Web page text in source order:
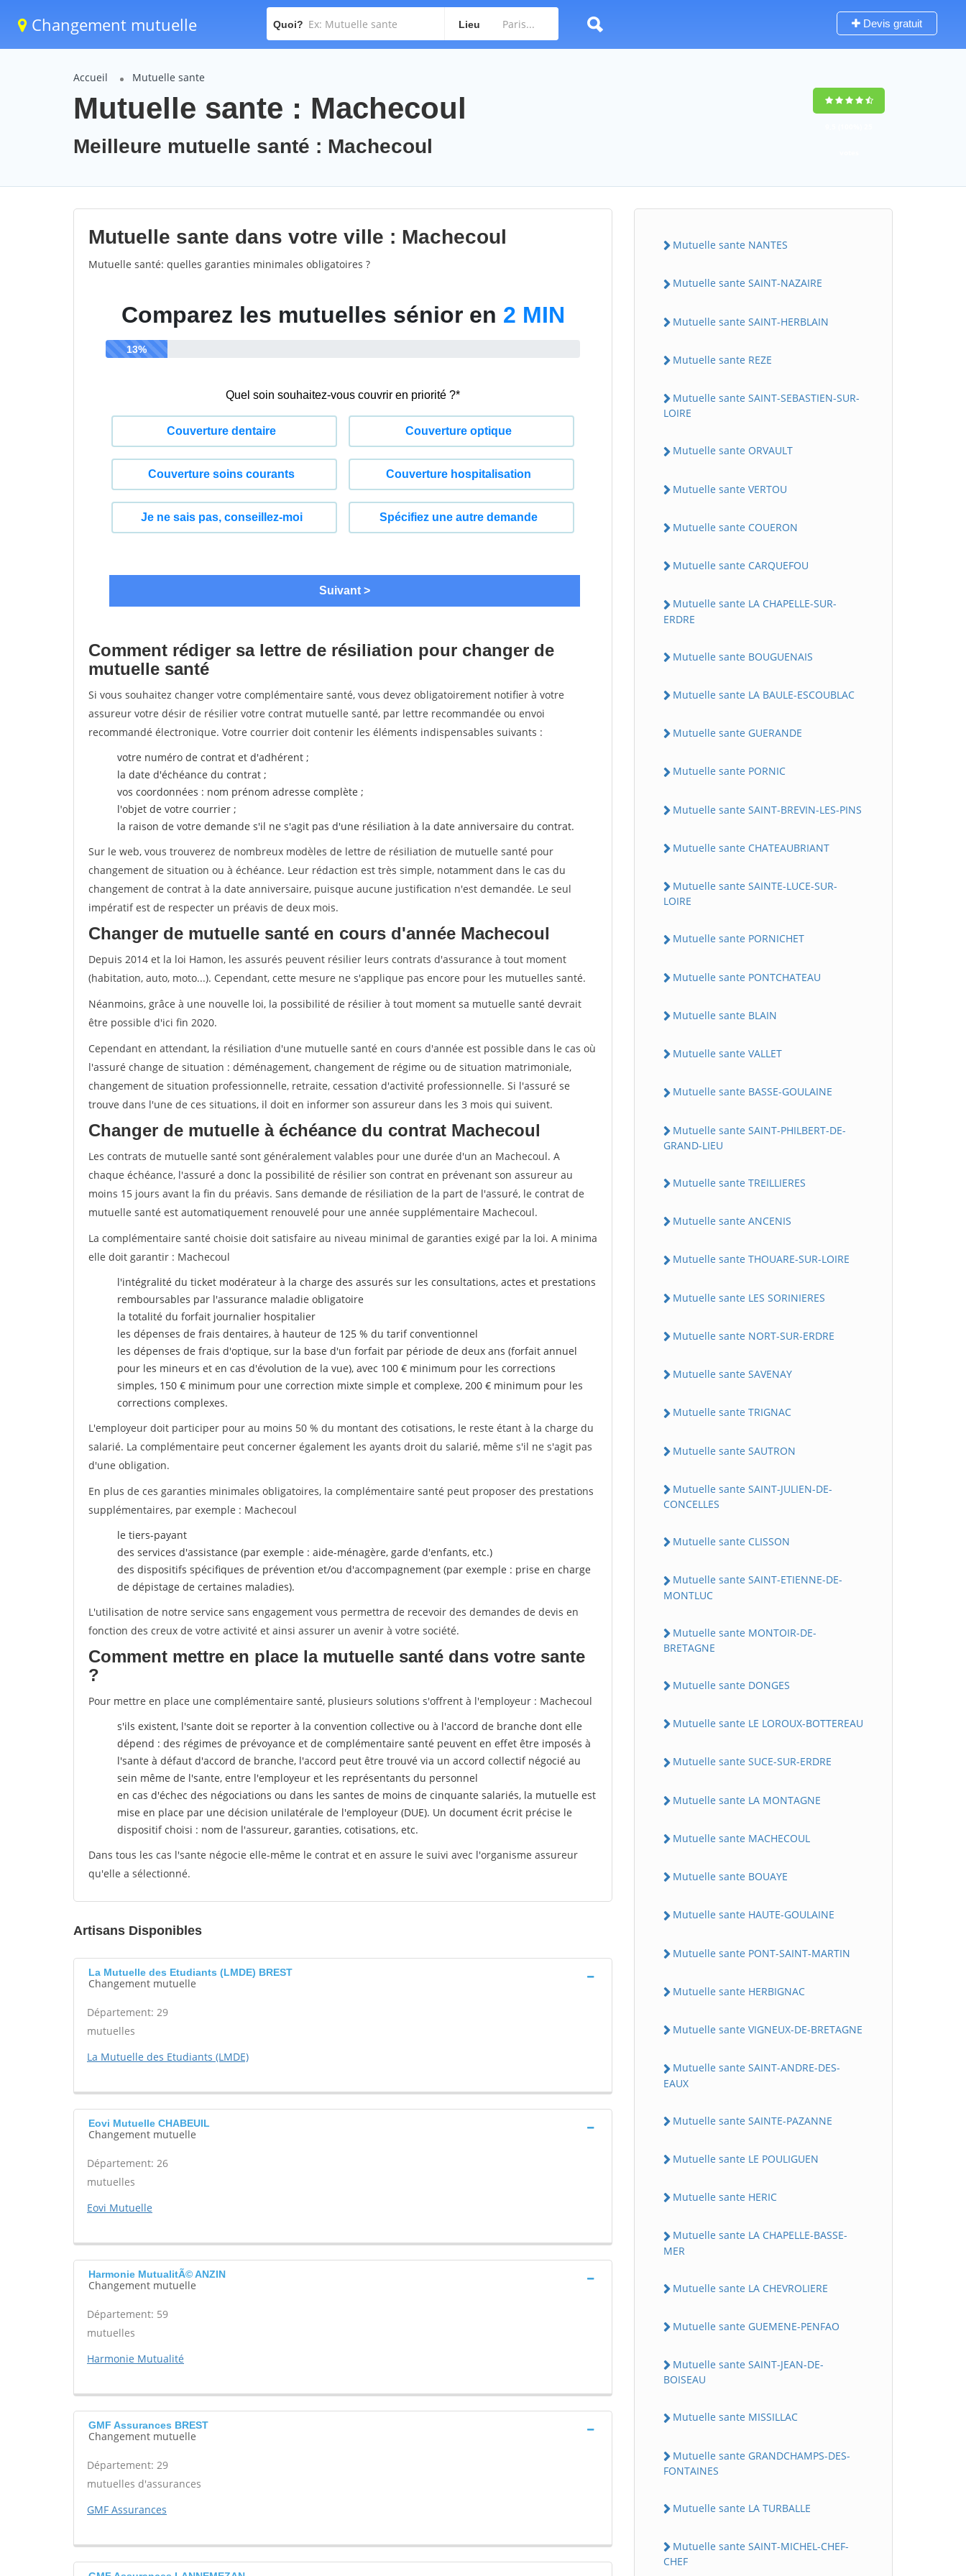
Changement mutuelle Quoi? Lieu Devis gratuit
Accueil Mutuelle sante
Mutuelle sante : Machecoul
Meilleure mutuelle santé : Machecoul
Mutuelle sante dans votre ville : Machecoul
Mutuelle santé: quelles garanties minimales obligatoires ?
Comment rédiger sa lettre de résiliation pour changer de
mutuelle santé
Si vous souhaitez changer votre complémentaire santé, vous devez obligatoirement notifier à votre
assureur votre désir de résilier votre contrat mutuelle santé, par lettre recommandée ou envoi
recommandé électronique. Votre courrier doit contenir les éléments indispensables suivants :
votre numéro de contrat et d'adhérent ;
la date d'échéance du contrat ;
vos coordonnées : nom prénom adresse complète ;
l'objet de votre courrier ;
la raison de votre demande s'il ne s'agit pas d'une résiliation à la date anniversaire du contrat.
Sur le web, vous trouverez de nombreux modèles de lettre de résiliation de mutuelle santé pour
changement de situation ou à échéance. Leur rédaction est très simple, notamment dans le cas du
changement de contrat à la date anniversaire, puisque aucune justification n'est demandée. Le seul
impératif est de respecter un préavis de deux mois.
Changer de mutuelle santé en cours d'année Machecoul
Depuis 2014 et la loi Hamon, les assurés peuvent résilier leurs contrats d'assurance à tout moment
(habitation, auto, moto...). Cependant, cette mesure ne s'applique pas encore pour les mutuelles santé.
Néanmoins, grâce à une nouvelle loi, la possibilité de résilier à tout moment sa mutuelle santé devrait
être possible d'ici fin 2020.
Cependant en attendant, la résiliation d'une mutuelle santé en cours d'année est possible dans le cas où
l'assuré change de situation : déménagement, changement de régime ou de situation matrimoniale,
changement de situation professionnelle, retraite, cessation d'activité professionnelle. Si l'assuré se
trouve dans l'une de ces situations, il doit en informer son assureur dans les 3 mois qui suivent.
Changer de mutuelle à échéance du contrat Machecoul
Les contrats de mutuelle santé sont généralement valables pour une durée d'un an Machecoul. A
chaque échéance, l'assuré a donc la possibilité de résilier son contrat en prévenant son assureur au
moins 15 jours avant la fin du préavis. Sans demande de résiliation de la part de l'assuré, le contrat de
mutuelle santé est automatiquement renouvelé pour une année supplémentaire Machecoul.
La complémentaire santé choisie doit satisfaire au niveau minimal de garanties exigé par la loi. A minima
elle doit garantir : Machecoul
l'intégralité du ticket modérateur à la charge des assurés sur les consultations, actes et prestations
remboursables par l'assurance maladie obligatoire
la totalité du forfait journalier hospitalier
les dépenses de frais dentaires, à hauteur de 125 % du tarif conventionnel
les dépenses de frais d'optique, sur la base d'un forfait par période de deux ans (forfait annuel
pour les mineurs et en cas d'évolution de la vue), avec 100 € minimum pour les corrections
simples, 150 € minimum pour une correction mixte simple et complexe, 200 € minimum pour les
corrections complexes.
L'employeur doit participer pour au moins 50 % du montant des cotisations, le reste étant à la charge du
salarié. La complémentaire peut concerner également les ayants droit du salarié, même s'il ne s'agit pas
d'une obligation.
En plus de ces garanties minimales obligatoires, la complémentaire santé peut proposer des prestations
supplémentaires, par exemple : Machecoul
le tiers-payant
des services d'assistance (par exemple : aide-ménagère, garde d'enfants, etc.)
des dispositifs spécifiques de prévention et/ou d'accompagnement (par exemple : prise en charge
de dépistage de certaines maladies).
L'utilisation de notre service sans engagement vous permettra de recevoir des demandes de devis en
fonction des creux de votre activité et ainsi assurer un avenir à votre société.
Comment mettre en place la mutuelle santé dans votre sante
?
Pour mettre en place une complémentaire santé, plusieurs solutions s'offrent à l'employeur : Machecoul
s'ils existent, l'sante doit se reporter à la convention collective ou à l'accord de branche dont elle
dépend : des régimes de prévoyance et de complémentaire santé peuvent en effet être imposés à
l'sante à défaut d'accord de branche, l'accord peut être trouvé via un accord collectif négocié au
sein même de l'sante, entre l'employeur et les représentants du personnel
en cas d'échec des négociations ou dans les santes de moins de cinquante salariés, la mutuelle est
mise en place par une décision unilatérale de l'employeur (DUE). Un document écrit précise le
dispositif choisi : nom de l'assureur, garanties, cotisations, etc.
Dans tous les cas l'sante négocie elle-même le contrat et en assure le suivi avec l'organisme assureur
qu'elle a sélectionné.
Artisans Disponibles
La Mutuelle des Etudiants (LMDE) BREST
Changement mutuelle
Département: 29
mutuelles
La Mutuelle des Etudiants (LMDE)
Eovi Mutuelle CHABEUIL
Changement mutuelle
Département: 26
mutuelles
Eovi Mutuelle
Harmonie MutualitÃ© ANZIN
Changement mutuelle
Département: 59
mutuelles
Harmonie Mutualité
GMF Assurances BREST
Changement mutuelle
Département: 29
mutuelles d'assurances
GMF Assurances
Mutuelle sante NANTES
Mutuelle sante SAINT-NAZAIRE
Mutuelle sante SAINT-HERBLAIN
Mutuelle sante REZE
Mutuelle sante SAINT-SEBASTIEN-SUR-
LOIRE
Mutuelle sante ORVAULT
Mutuelle sante VERTOU
Mutuelle sante COUERON
Mutuelle sante CARQUEFOU
Mutuelle sante LA CHAPELLE-SUR-
ERDRE
Mutuelle sante BOUGUENAIS
Mutuelle sante LA BAULE-ESCOUBLAC
Mutuelle sante GUERANDE
Mutuelle sante PORNIC
Mutuelle sante SAINT-BREVIN-LES-PINS
Mutuelle sante CHATEAUBRIANT
Mutuelle sante SAINTE-LUCE-SUR-
LOIRE
Mutuelle sante PORNICHET
Mutuelle sante PONTCHATEAU
Mutuelle sante BLAIN
Mutuelle sante VALLET
Mutuelle sante BASSE-GOULAINE
Mutuelle sante SAINT-PHILBERT-DE-
GRAND-LIEU
Mutuelle sante TREILLIERES
Mutuelle sante ANCENIS
Mutuelle sante THOUARE-SUR-LOIRE
Mutuelle sante LES SORINIERES
Mutuelle sante NORT-SUR-ERDRE
Mutuelle sante SAVENAY
Mutuelle sante TRIGNAC
Mutuelle sante SAUTRON
Mutuelle sante SAINT-JULIEN-DE-
CONCELLES
Mutuelle sante CLISSON
Mutuelle sante SAINT-ETIENNE-DE-
MONTLUC
Mutuelle sante MONTOIR-DE-
BRETAGNE
Mutuelle sante DONGES
Mutuelle sante LE LOROUX-BOTTEREAU
Mutuelle sante SUCE-SUR-ERDRE
Mutuelle sante LA MONTAGNE
Mutuelle sante MACHECOUL
Mutuelle sante BOUAYE
Mutuelle sante HAUTE-GOULAINE
Mutuelle sante PONT-SAINT-MARTIN
Mutuelle sante HERBIGNAC
Mutuelle sante VIGNEUX-DE-BRETAGNE
Mutuelle sante SAINT-ANDRE-DES-
EAUX
Mutuelle sante SAINTE-PAZANNE
Mutuelle sante LE POULIGUEN
Mutuelle sante HERIC
Mutuelle sante LA CHAPELLE-BASSE-
MER
Mutuelle sante LA CHEVROLIERE
Mutuelle sante GUEMENE-PENFAO
Mutuelle sante SAINT-JEAN-DE-
BOISEAU
Mutuelle sante MISSILLAC
Mutuelle sante GRANDCHAMPS-DES-
FONTAINES
Mutuelle sante LA TURBALLE
Mutuelle sante SAINT-MICHEL-CHEF-
CHEF